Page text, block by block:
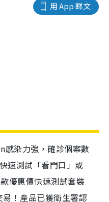
用 App 睇文
染力強，確診個案數
速測試「看門口」或
優惠價快速測試套裝
！產品已獲衛生署認